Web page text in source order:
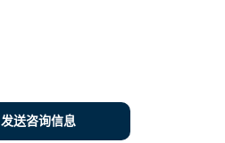
发送咨询信息